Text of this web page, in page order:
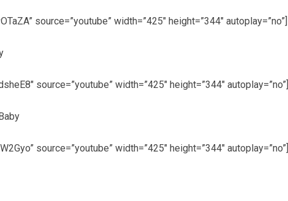
source=”youtube” width=”425″ height=”344″ autoplay=”no”]
source=”youtube” width=”425″ height=”344″ autoplay=”no”]
source=”youtube” width=”425″ height=”344″ autoplay=”no”]